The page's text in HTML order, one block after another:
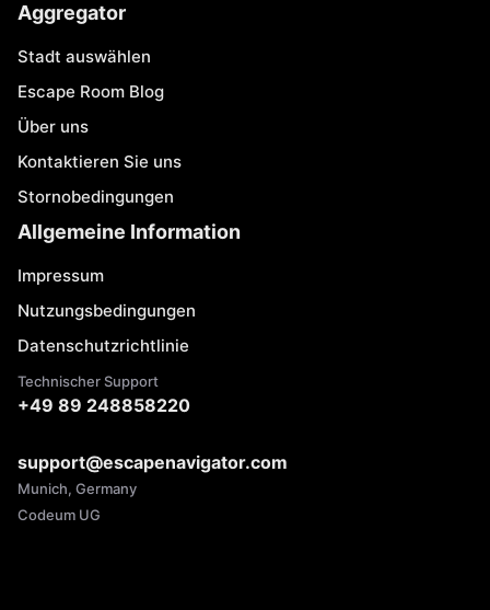
Aggregator
Stadt auswählen
Escape Room Blog
Über uns
Kontaktieren Sie uns
Stornobedingungen
Allgemeine Information
Impressum
Nutzungsbedingungen
Datenschutzrichtlinie
Technischer Support
+49 89 248858220
support@escapenavigator.com
Munich, Germany
Codeum UG